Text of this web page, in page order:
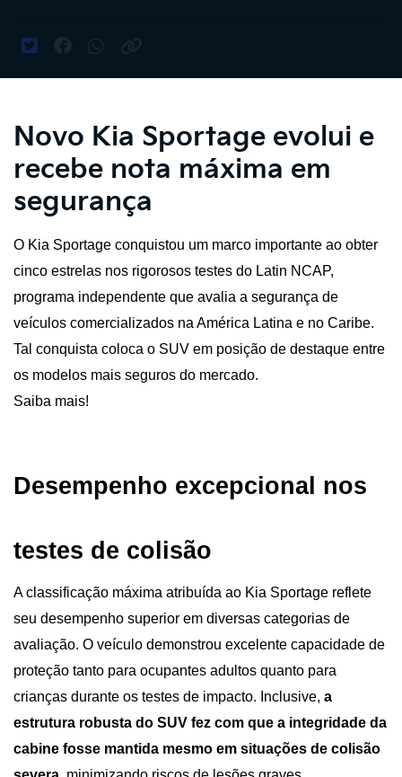
Novo Kia Sportage evolui e
recebe nota máxima em
segurança
O Kia Sportage conquistou um marco importante ao obter
cinco estrelas nos rigorosos testes do Latin NCAP,
programa independente que avalia a segurança de
veículos comercializados na América Latina e no Caribe.
Tal conquista coloca o SUV em posição de destaque entre
os modelos mais seguros do mercado.
Saiba mais!
Desempenho excepcional nos
testes de colisão
A classificação máxima atribuída ao Kia Sportage reflete
seu desempenho superior em diversas categorias de
avaliação. O veículo demonstrou excelente capacidade de
proteção tanto para ocupantes adultos quanto para
crianças durante os testes de impacto. Inclusive, a
estrutura robusta do SUV fez com que a integridade da
cabine fosse mantida mesmo em situações de colisão